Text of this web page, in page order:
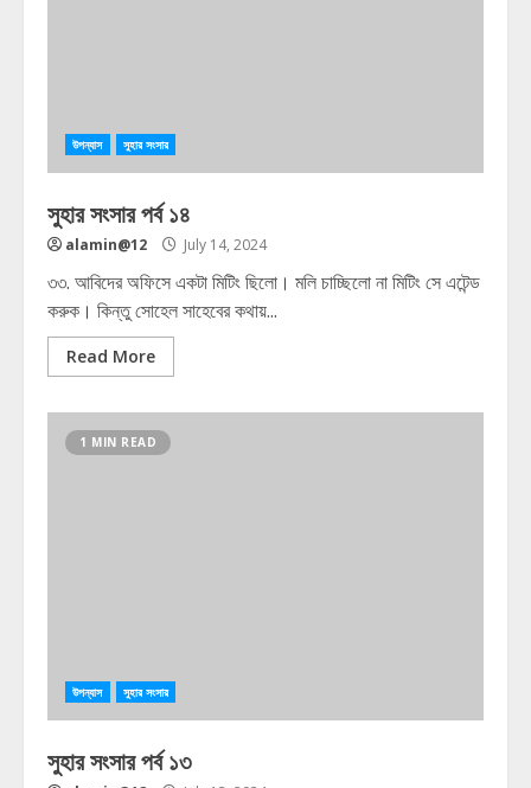
উপন্যাস সুহার সংসার
সুহার সংসার পর্ব ১৪
alamin@12 July 14, 2024
৩৩. আবিদের অফিসে একটা মিটিং ছিলো। মলি চাচ্ছিলো না মিটিং সে এটেন্ড
করুক। কিন্তু সোহেল সাহেবের কথায়...
Read More
1 MIN READ
উপন্যাস সুহার সংসার
সুহার সংসার পর্ব ১৩